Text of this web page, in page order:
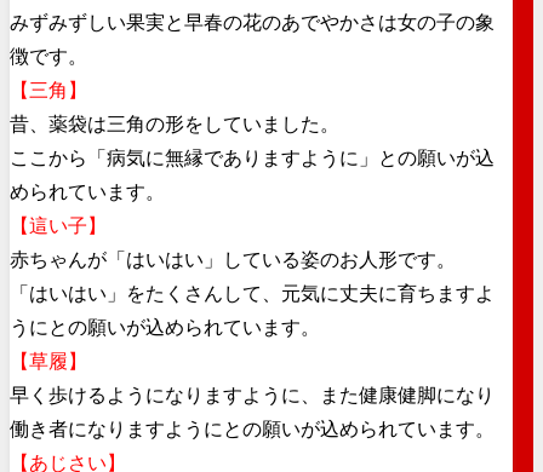
みずみずしい果実と早春の花のあでやかさは女の子の象
徴です。
【三角】
昔、薬袋は三角の形をしていました。
ここから「病気に無縁でありますように」との願いが込
められています。
【這い子】
赤ちゃんが「はいはい」している姿のお人形です。
「はいはい」をたくさんして、元気に丈夫に育ちますよ
うにとの願いが込められています。
【草履】
早く歩けるようになりますように、また健康健脚になり
働き者になりますようにとの願いが込められています。
【あじさい】